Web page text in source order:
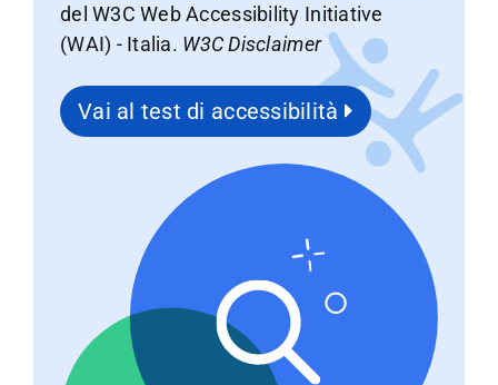
del W3C Web Accessibility Initiative
(WAI) - Italia. W3C Disclaimer
Vai al test di accessibilità